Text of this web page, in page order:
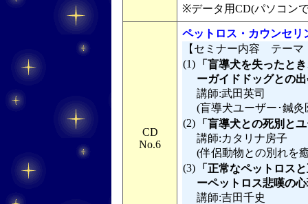
※データ用CD(パソコン
CD
No.6
ペットロス・カウンセ
【セミナー内容 テーマ
(1)
「盲導犬を失ったと
ーガイドドッグとの
講師:武田英司
(盲導犬ユーザー･鍼
(2)
「盲導犬との死別と
講師:カタリナ房子
(伴侶動物との別れを
(3)
「正常なペットロス
ーペットロス悲嘆の
講師:吉田千史